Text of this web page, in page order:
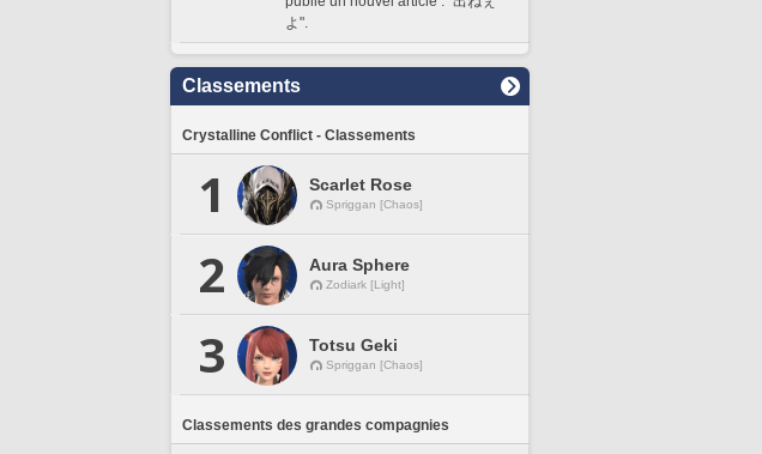
よ".
Classements
Crystalline Conflict - Classements
1 Scarlet Rose
Spriggan [Chaos]
2 Aura Sphere
Zodiark [Light]
3 Totsu Geki
Spriggan [Chaos]
Classements des grandes compagnies